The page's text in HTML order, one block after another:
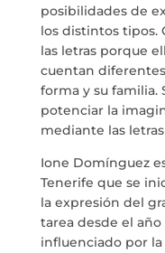
posibilidades de
los distintos tipos.
las letras porque
cuentan
forma y su familia.
potenciar la
mediante las
Ione Domínguez
Tenerife que se
la expresión del
tarea desde el
influenciado por la